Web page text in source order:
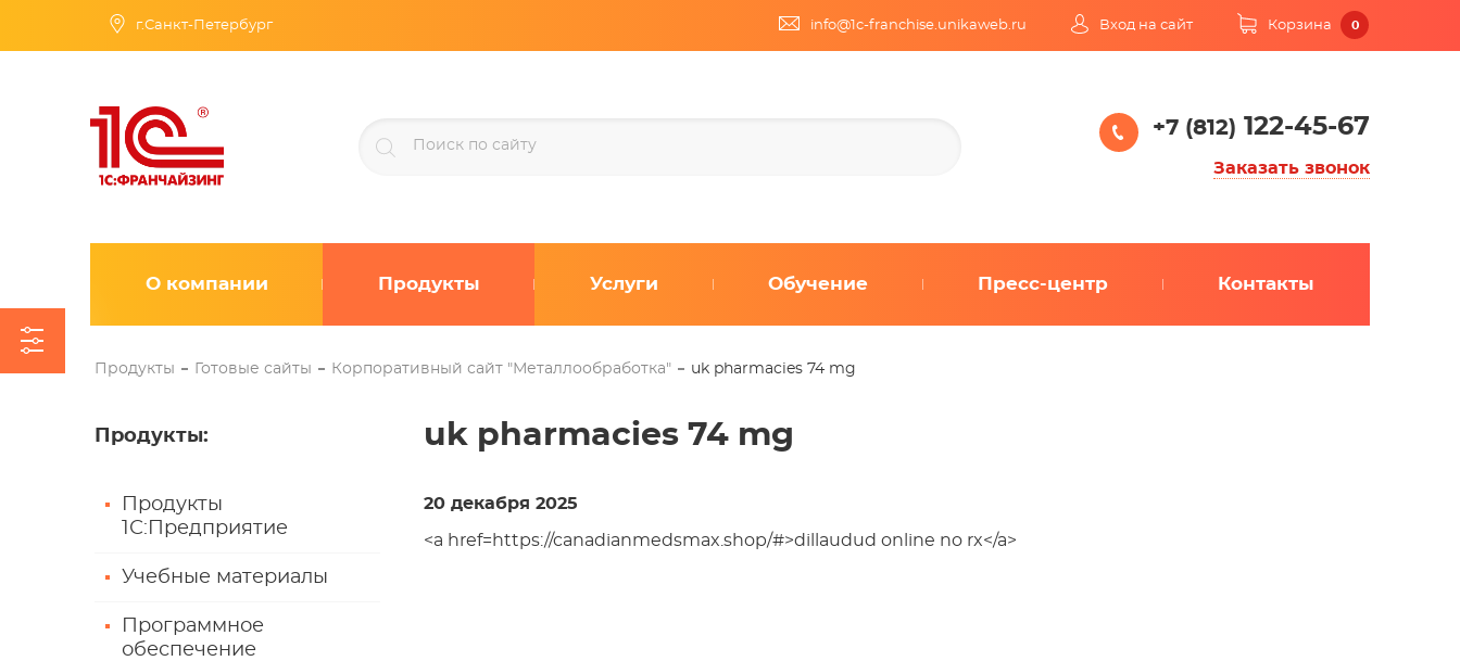
г.Санкт-Петербург info@1c-franchise.unikaweb.ru Вход на сайт Корзина 0
+7 (812) 122-45-67
Заказать звонок
О компании Продукты Услуги Обучение Пресс-центр Контакты
Продукты Готовые сайты Корпоративный сайт "Металлообработка" uk pharmacies 74 mg
Продукты:
Продукты
1С:Предприятие
Учебные материалы
Программное
обеспечение
uk pharmacies 74 mg
20 декабря 2025
<a href=https://canadianmedsmax.shop/#>dillaudud online no rx</a>